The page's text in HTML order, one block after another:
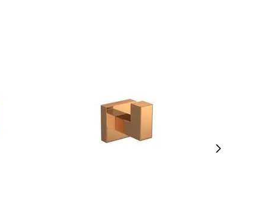
COMPRAR AGORA